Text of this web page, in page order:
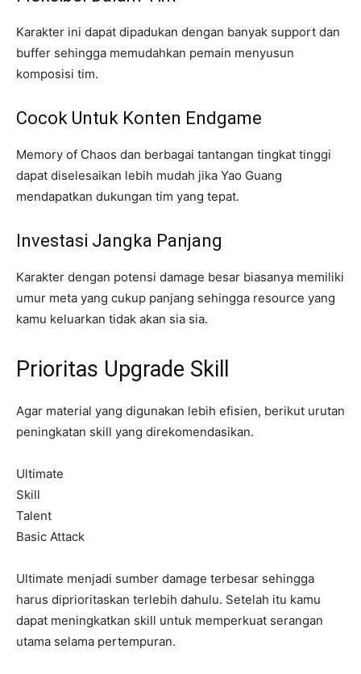
Karakter ini dapat dipadukan dengan banyak support dan
buffer sehingga memudahkan pemain menyusun
komposisi tim.
Cocok Untuk Konten Endgame
Memory of Chaos dan berbagai tantangan tingkat tinggi
dapat diselesaikan lebih mudah jika Yao Guang
mendapatkan dukungan tim yang tepat.
Investasi Jangka Panjang
Karakter dengan potensi damage besar biasanya memiliki
umur meta yang cukup panjang sehingga resource yang
kamu keluarkan tidak akan sia sia.
Prioritas Upgrade Skill
Agar material yang digunakan lebih efisien, berikut urutan
peningkatan skill yang direkomendasikan.
Ultimate
Skill
Talent
Basic Attack
Ultimate menjadi sumber damage terbesar sehingga
harus diprioritaskan terlebih dahulu. Setelah itu kamu
dapat meningkatkan skill untuk memperkuat serangan
utama selama pertempuran.